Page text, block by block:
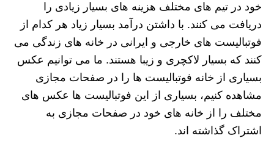
خود در تیم های مختلف هزینه های بسیار زیادی را
دریافت می کنند. با داشتن درآمد بسیار زیاد هر کدام از
فوتبالیست های خارجی و ایرانی در خانه های زندگی می
کنند که بسیار لاکچری و زیبا هستند. ما می توانیم عکس
بسیاری از خانه فوتبالیست ها را در صفحات مجازی
مشاهده کنیم، بسیاری از این فوتبالیست ها عکس های
مختلف را از خانه های خود در صفحات مجازی به
اشتراک گذاشته اند.